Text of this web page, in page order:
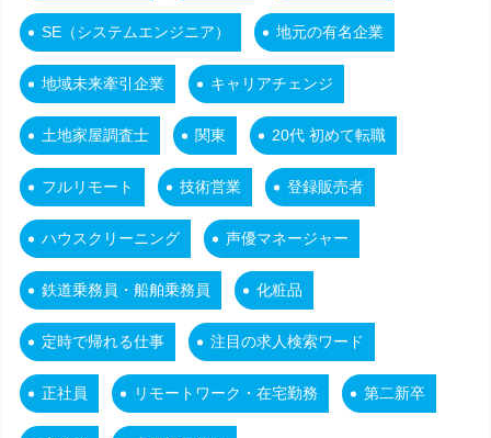
SE（システムエンジニア） 地元の有名企業
地域未来牽引企業 キャリアチェンジ
土地家屋調査士 関東 20代 初めて転職
フルリモート 技術営業 登録販売者
ハウスクリーニング 声優マネージャー
鉄道乗務員・船舶乗務員 化粧品
定時で帰れる仕事 注目の求人検索ワード
正社員 リモートワーク・在宅勤務 第二新卒